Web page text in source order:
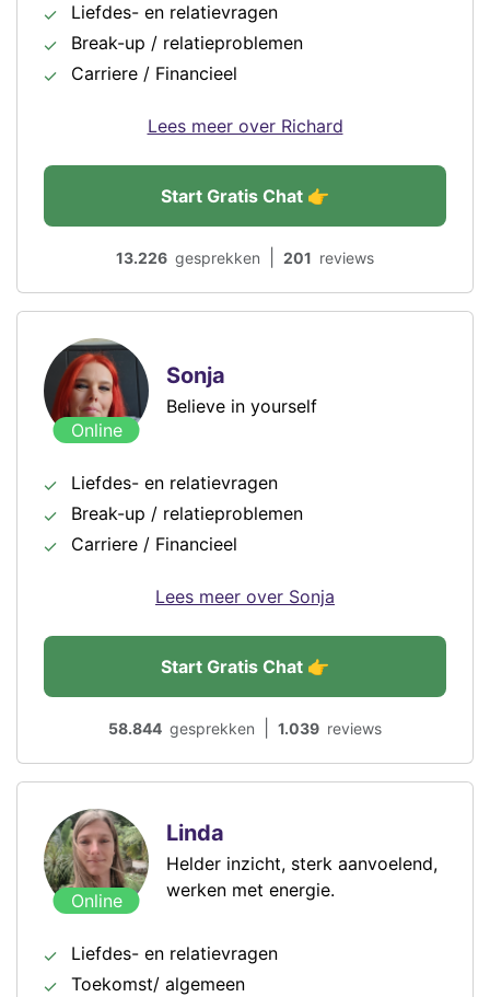
Liefdes- en relatievragen
Break-up / relatieproblemen
Carriere / Financieel
201 reviews
13.226 gesprekken
Start Gratis Chat 👉
Lees meer over Richard
Online
Sonja
Believe in yourself
Liefdes- en relatievragen
Break-up / relatieproblemen
Carriere / Financieel
1.039 reviews
58.844 gesprekken
Start Gratis Chat 👉
Lees meer over Sonja
Online
Linda
Helder inzicht, sterk aanvoelend,
werken met energie.
Liefdes- en relatievragen
Toekomst/ algemeen